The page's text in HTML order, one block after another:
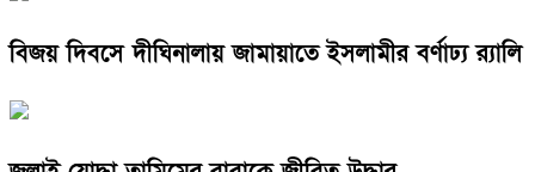
বিজয় দিবসে দীঘিনালায় জামায়াতে ইসলামীর বর্ণাঢ্য র‍্যালি